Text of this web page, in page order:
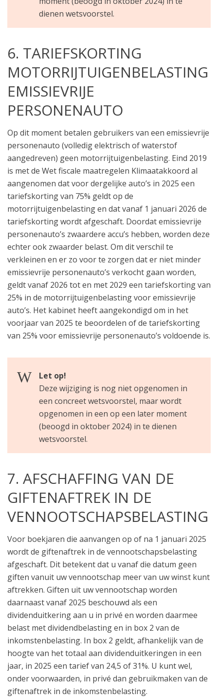
dienen wetsvoorstel.
6. TARIEFSKORTING
MOTORRIJTUIGENBELASTING
EMISSIEVRIJE
PERSONENAUTO
Op dit moment betalen gebruikers van een emissievrije
personenauto (volledig elektrisch of waterstof
aangedreven) geen motorrijtuigenbelasting. Eind 2019
is met de Wet fiscale maatregelen Klimaatakkoord al
aangenomen dat voor dergelijke auto’s in 2025 een
tariefskorting van 75% geldt op de
motorrijtuigenbelasting en dat vanaf 1 januari 2026 de
tariefskorting wordt afgeschaft. Doordat emissievrije
personenauto’s zwaardere accu’s hebben, worden deze
echter ook zwaarder belast. Om dit verschil te
verkleinen en er zo voor te zorgen dat er niet minder
emissievrije personenauto’s verkocht gaan worden,
geldt vanaf 2026 tot en met 2029 een tariefskorting van
25% in de motorrijtuigenbelasting voor emissievrije
auto’s. Het kabinet heeft aangekondigd om in het
voorjaar van 2025 te beoordelen of de tariefskorting
van 25% voor emissievrije personenauto’s voldoende is.
Let op!
Deze wijziging is nog niet opgenomen in
een concreet wetsvoorstel, maar wordt
opgenomen in een op een later moment
(beoogd in oktober 2024) in te dienen
wetsvoorstel.
7. AFSCHAFFING VAN DE
GIFTENAFTREK IN DE
VENNOOTSCHAPSBELASTING
Voor boekjaren die aanvangen op of na 1 januari 2025
wordt de giftenaftrek in de vennootschapsbelasting
afgeschaft. Dit betekent dat u vanaf die datum geen
giften vanuit uw vennootschap meer van uw winst kunt
aftrekken. Giften uit uw vennootschap worden
daarnaast vanaf 2025 beschouwd als een
dividenduitkering aan u in privé en worden daarmee
belast met dividendbelasting en in box 2 van de
inkomstenbelasting. In box 2 geldt, afhankelijk van de
hoogte van het totaal aan dividenduitkeringen in een
jaar, in 2025 een tarief van 24,5 of 31%. U kunt wel,
onder voorwaarden, in privé dan gebruikmaken van de
giftenaftrek in de inkomstenbelasting.